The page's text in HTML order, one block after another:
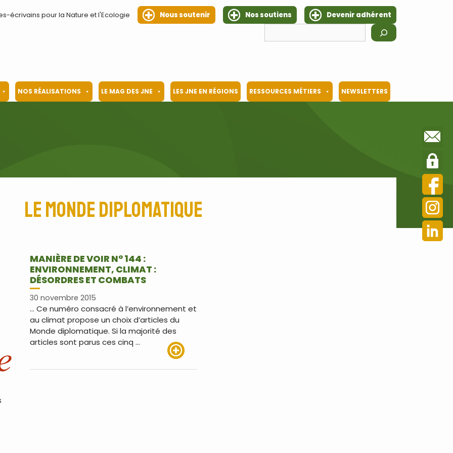
écrivains pour la Nature et l'Ecologie Nous soutenir Nos soutiens
Devenir adhérent
NOS RÉALISATIONS LE MAG DES JNE LES JNE EN RÉGIONS RESSOURCES MÉTIERS NEWSLETTERS
Le Monde Diplomatique
MANIÈRE DE VOIR N° 144 :
ENVIRONNEMENT, CLIMAT :
DÉSORDRES ET COMBATS
30 novembre 2015
… Ce numéro consacré à l’environnement et
au climat propose un choix d’articles du
Monde diplomatique. Si la majorité des
articles sont parus ces cinq …